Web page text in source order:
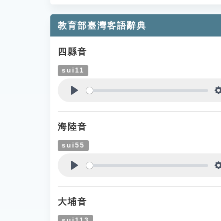
教育部臺灣客語辭典
四縣音
sui11
海陸音
sui55
大埔音